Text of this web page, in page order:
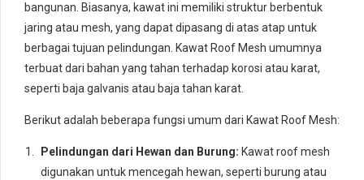
bangunan. Biasanya, kawat ini memiliki struktur berbentuk
jaring atau mesh, yang dapat dipasang di atas atap untuk
berbagai tujuan pelindungan. Kawat Roof Mesh umumnya
terbuat dari bahan yang tahan terhadap korosi atau karat,
seperti baja galvanis atau baja tahan karat.
Berikut adalah beberapa fungsi umum dari Kawat Roof Mesh:
Pelindungan dari Hewan dan Burung: Kawat roof mesh
digunakan untuk mencegah hewan, seperti burung atau